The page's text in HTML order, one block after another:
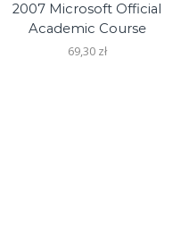
2007 Microsoft Official
Academic Course
69,30 zł